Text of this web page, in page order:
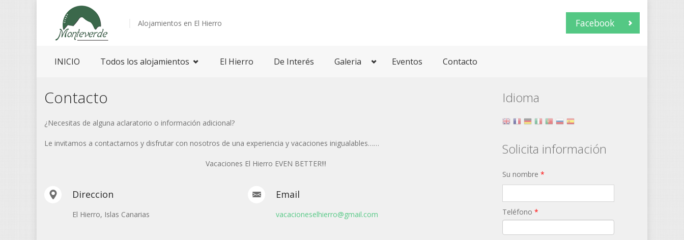
Alojamientos en El Hierro Facebook
INICIO Todos los alojamientos El Hierro De Interés Galeria Eventos Contacto
Contacto
¿Necesitas de alguna aclaratorio o información adicional?
Le invitamos a contactarnos y disfrutar con nosotros de una experiencia y vacaciones inigualables……
Vacaciones El Hierro EVEN BETTER!!!
Direccion
El Hierro, Islas Canarias
Email
vacacioneselhierro@gmail.com
Idioma
Solicita información
Su nombre *
Teléfono *